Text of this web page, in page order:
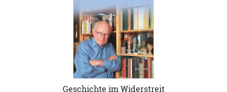
Geschichte im Widerstreit